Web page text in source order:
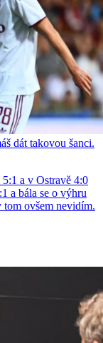
dát takovou šanci.
a v Ostravě 4:0
a bála se o výhru
ovšem nevidím.